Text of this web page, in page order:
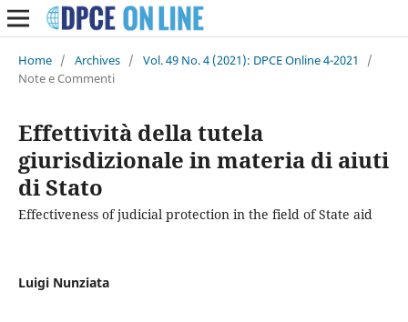
Home / Archives / Vol. 49 No. 4 (2021): DPCE Online 4-2021
/
Note e Commenti
Effettività della tutela
giurisdizionale in materia di aiuti
di Stato
Effectiveness of judicial protection in the field of State aid
Luigi Nunziata